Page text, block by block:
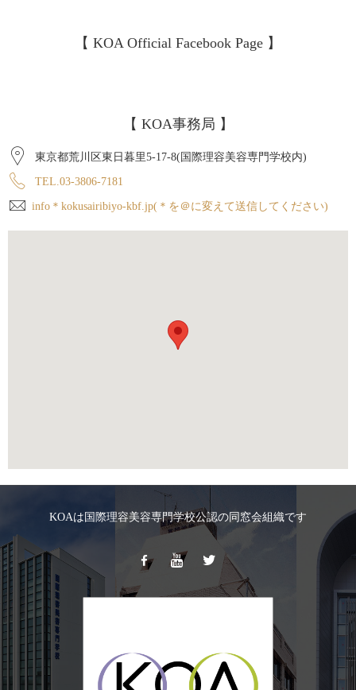
【 KOA Official Facebook Page 】
【 KOA事務局 】
東京都荒川区東日暮里5-17-8(国際理容美容専門学校内)
TEL.03-3806-7181
info＊kokusairibiyo-kbf.jp(＊を＠に変えて送信してください)
KOAは国際理容美容専門学校公認の同窓会組織です